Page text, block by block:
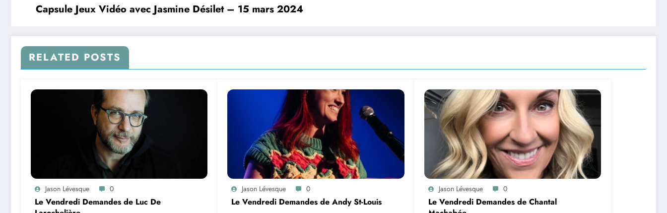
Capsule Jeux Vidéo avec Jasmine Désilet – 15 mars 2024
RELATED POSTS
Jason Lévesque 0
Le Vendredi Demandes de Luc De
Jason Lévesque 0
Le Vendredi Demandes de Andy St-Louis
Jason Lévesque 0
Le Vendredi Demandes de Chantal